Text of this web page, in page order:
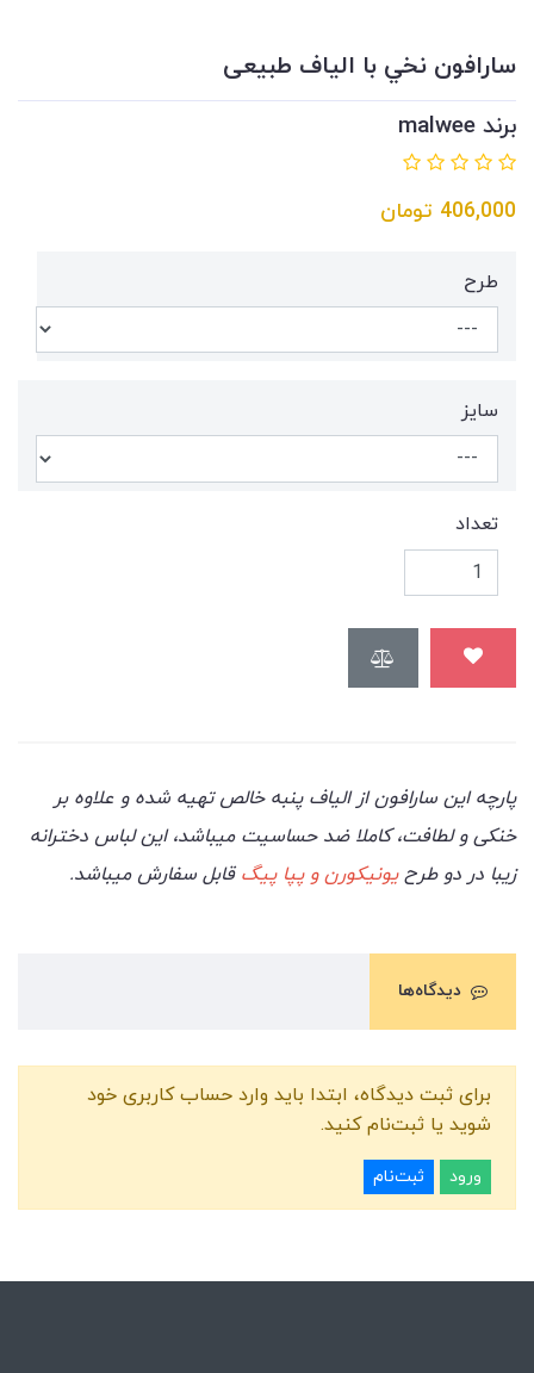
سارافون نخي با الیاف طبیعی
برند malwee
406,000 تومان
طرح
سايز
تعداد
پارچه این سارافون از الیاف پنبه خالص تهیه شده و علاوه بر
خنکی و لطافت، کاملا ضد حساسیت میباشد، این لباس دخترانه
زیبا در دو طرحیونیکورن و پپا پیگقابل سفارش میباشد.
دیدگاه‌ها
برای ثبت دیدگاه، ابتدا باید وارد حساب کاربری خود
شوید یا ثبت‌نام کنید.
ورود ثبت‌نام